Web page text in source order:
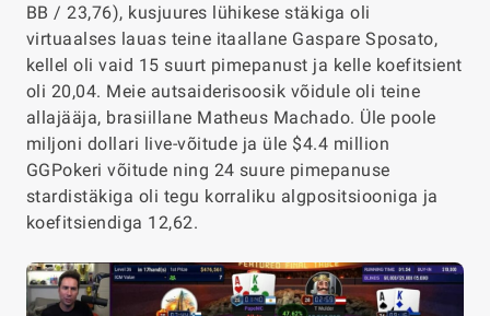
BB / 23,76), kusjuures lühikese stäkiga oli
virtuaalses lauas teine itaallane Gaspare Sposato,
kellel oli vaid 15 suurt pimepanust ja kelle koefitsient
oli 20,04. Meie autsaiderisoosik võidule oli teine
allajääja, brasiillane Matheus Machado. Üle poole
miljoni dollari live-võitude ja üle $4.4 million
GGPokeri võitude ning 24 suure pimepanuse
stardistäkiga oli tegu korraliku algpositsiooniga ja
koefitsiendiga 12,62.